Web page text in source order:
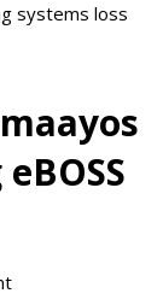
systems loss